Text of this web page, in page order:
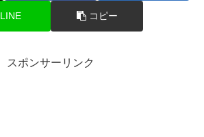
LINE コピー
スポンサーリンク